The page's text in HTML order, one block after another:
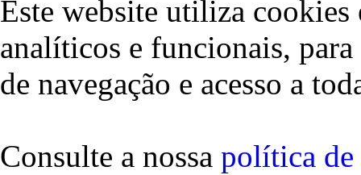
Este website utiliza cookies
analíticos e funcionais,
de navegação e acesso a
Consulte a nossa política de